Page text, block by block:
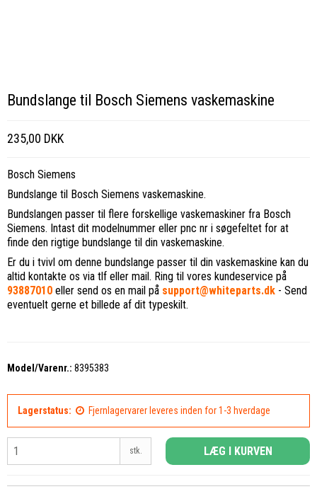
Bundslange til Bosch Siemens vaskemaskine
235,00 DKK
Bosch Siemens
Bundslange til Bosch Siemens vaskemaskine.
Bundslangen passer til flere forskellige vaskemaskiner fra Bosch
Siemens. Intast dit modelnummer eller pnc nr i søgefeltet for at
finde den rigtige bundslange til din vaskemaskine.
Er du i tvivl om denne bundslange passer til din vaskemaskine kan du
altid kontakte os via tlf eller mail. Ring til vores kundeservice på
93887010 eller send os en mail på support@whiteparts.dk - Send
eventuelt gerne et billede af dit typeskilt.
Model/Varenr.: 8395383
Lagerstatus: Fjernlagervarer leveres inden for 1-3 hverdage
stk. LÆG I KURVEN